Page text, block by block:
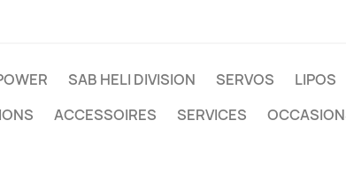
SAB HELI DIVISION SERVOS LIPOS
ACCESSOIRES SERVICES